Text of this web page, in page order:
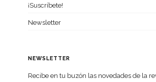
¡Suscríbete!
Newsletter
NEWSLETTER
Recibe en tu buzón las nove­da­des de la